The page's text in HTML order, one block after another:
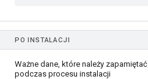
PO INSTALACJI
Ważne dane, które należy zapamiętać
podczas procesu instalacji